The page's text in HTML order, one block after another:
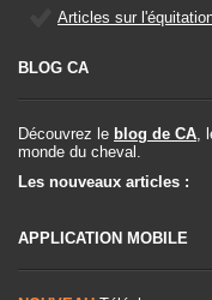
Articles sur
BLOG CA
Découvrez le blog de CA,
monde du cheval.
Les nouveaux articles :
APPLICATION MOBILE